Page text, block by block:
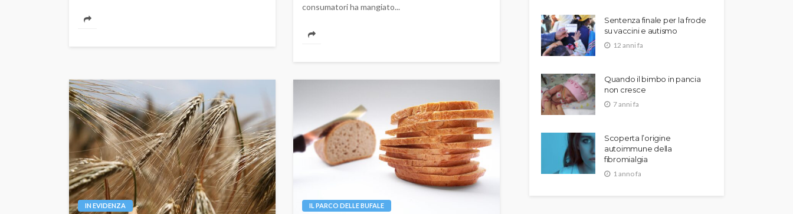
consumatori ha mangiato...
IN EVIDENZA IL PARCO DELLE BUFALE
Sentenza finale per la frode
su vaccini e autismo
12 anni fa
Quando il bimbo in pancia
non cresce
7 anni fa
Scoperta l’origine
autoimmune della
fibromialgia
1 anno fa